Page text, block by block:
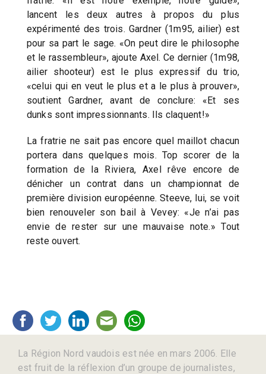
lancent les deux autres à propos du plus
expérimenté des trois. Gardner (1m95, ailier) est
pour sa part le sage. «On peut dire le philosophe
et le rassembleur», ajoute Axel. Ce dernier (1m98,
ailier shooteur) est le plus expressif du trio,
«celui qui en veut le plus et a le plus à prouver»,
soutient Gardner, avant de conclure: «Et ses
dunks sont impressionnants. Ils claquent!»
La fratrie ne sait pas encore quel maillot chacun
portera dans quelques mois. Top scorer de la
formation de la Riviera, Axel rêve encore de
dénicher un contrat dans un championnat de
première division européenne. Steeve, lui, se voit
bien renouveler son bail à Vevey: «Je n’ai pas
envie de rester sur une mauvaise note.» Tout
reste ouvert.
La Région Nord vaudois est née en mars 2006. Elle
est fruit de la réflexion d’un groupe de journalistes,